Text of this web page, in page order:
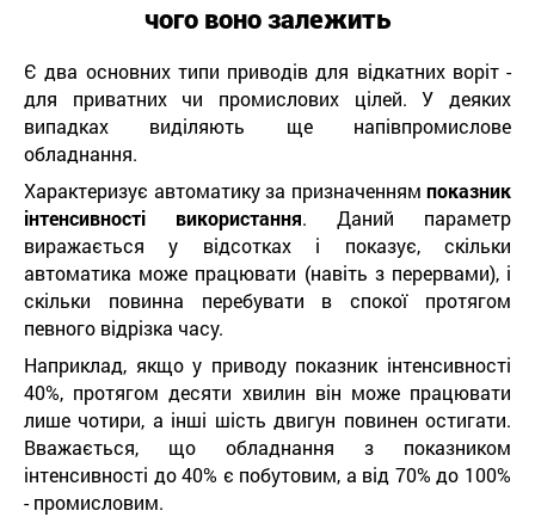
чого воно залежить
Є два основних типи приводів для відкатних воріт -
для приватних чи промислових цілей. У деяких
випадках виділяють ще напівпромислове
обладнання.
Характеризує автоматику за призначенням показник
інтенсивності використання. Даний параметр
виражається у відсотках і показує, скільки
автоматика може працювати (навіть з перервами), і
скільки повинна перебувати в спокої протягом
певного відрізка часу.
Наприклад, якщо у приводу показник інтенсивності
40%, протягом десяти хвилин він може працювати
лише чотири, а інші шість двигун повинен остигати.
Вважається, що обладнання з показником
інтенсивності до 40% є побутовим, а від 70% до 100%
- промисловим.